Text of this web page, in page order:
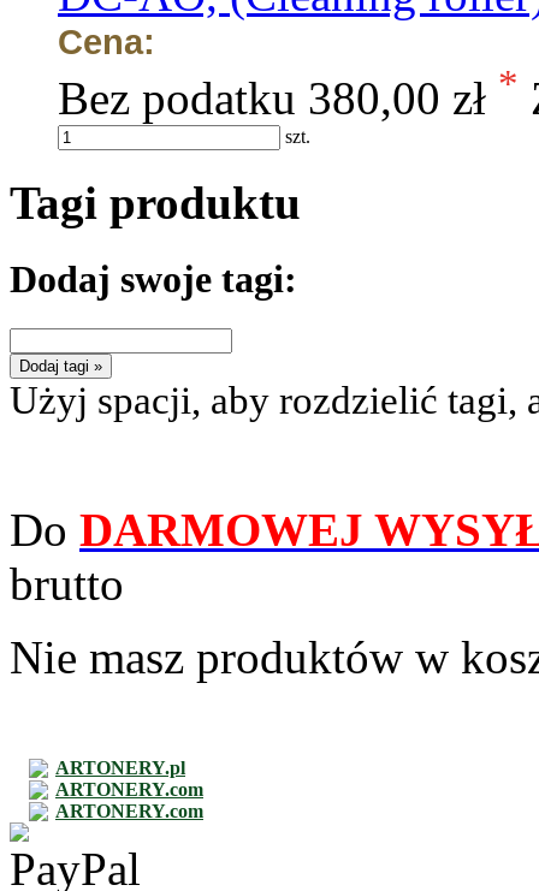
Cena:
Bez podatku 380,00 zł *
szt.
Tagi produktu
Dodaj swoje tagi:
Dodaj tagi »
Użyj spacji, aby rozdzielić tagi,
Do DARMOWEJ
brutto
Nie masz produktów w
ARTONERY.pl
ARTONERY.com
ARTONERY.com